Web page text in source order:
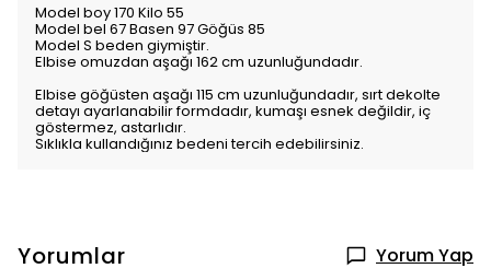
Model boy 170 Kilo 55
Model bel 67 Basen 97 Göğüs 85
Model S beden giymiştir.
Elbise omuzdan aşağı 162 cm uzunluğundadır.
Elbise göğüsten aşağı 115 cm uzunluğundadır, sırt dekolte
detayı ayarlanabilir formdadır, kumaşı esnek değildir, iç
göstermez, astarlıdır.
Sıklıkla kullandığınız bedeni tercih edebilirsiniz.
Yorumlar Yorum Yap